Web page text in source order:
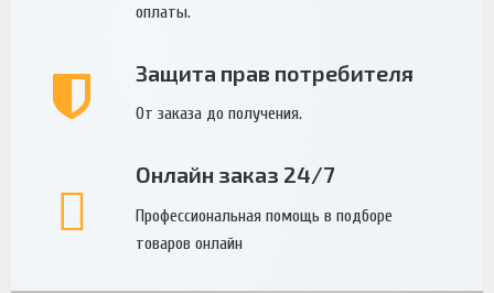
оплаты.
Защита прав потребителя
От заказа до получения.
Онлайн заказ 24/7
Профессиональная помощь в подборе
товаров онлайн